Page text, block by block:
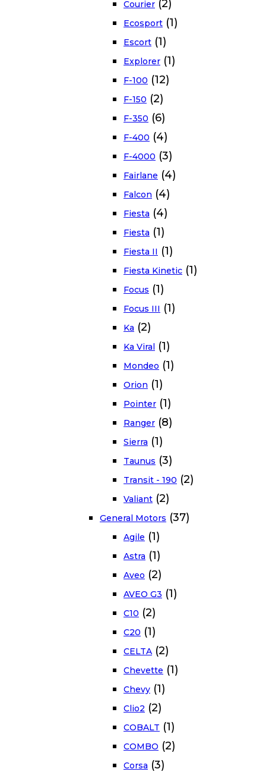
Courier (2)
Ecosport (1)
Escort (1)
Explorer (1)
F-100 (12)
F-150 (2)
F-350 (6)
F-400 (4)
F-4000 (3)
Fairlane (4)
Falcon (4)
Fiesta (4)
Fiesta (1)
Fiesta II (1)
Fiesta Kinetic (1)
Focus (1)
Focus III (1)
Ka (2)
Ka Viral (1)
Mondeo (1)
Orion (1)
Pointer (1)
Ranger (8)
Sierra (1)
Taunus (3)
Transit - 190 (2)
Valiant (2)
General Motors (37)
Agile (1)
Astra (1)
Aveo (2)
AVEO G3 (1)
C10 (2)
C20 (1)
CELTA (2)
Chevette (1)
Chevy (1)
Clio2 (2)
COBALT (1)
COMBO (2)
Corsa (3)